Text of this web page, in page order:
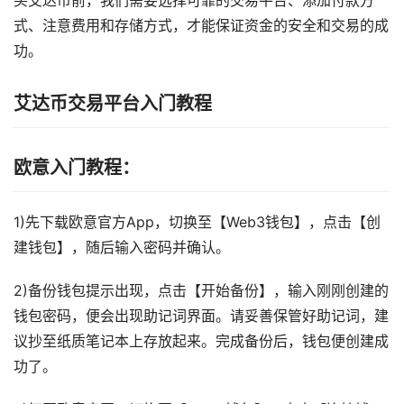
式、注意费用和存储方式，才能保证资金的安全和交易的成
功。
艾达币交易平台入门教程
欧意入门教程：
1)先下载欧意官方App，切换至【Web3钱包】，点击【创
建钱包】，随后输入密码并确认。
2)备份钱包提示出现，点击【开始备份】，输入刚刚创建的
钱包密码，便会出现助记词界面。请妥善保管好助记词，建
议抄至纸质笔记本上存放起来。完成备份后，钱包便创建成
功了。